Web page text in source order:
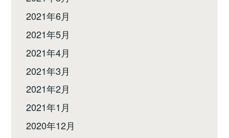
2021年6月
2021年5月
2021年4月
2021年3月
2021年2月
2021年1月
2020年12月